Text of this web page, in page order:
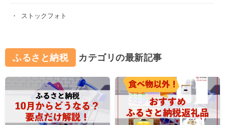
ストックフォト
ふるさと納税 カテゴリの最新記事